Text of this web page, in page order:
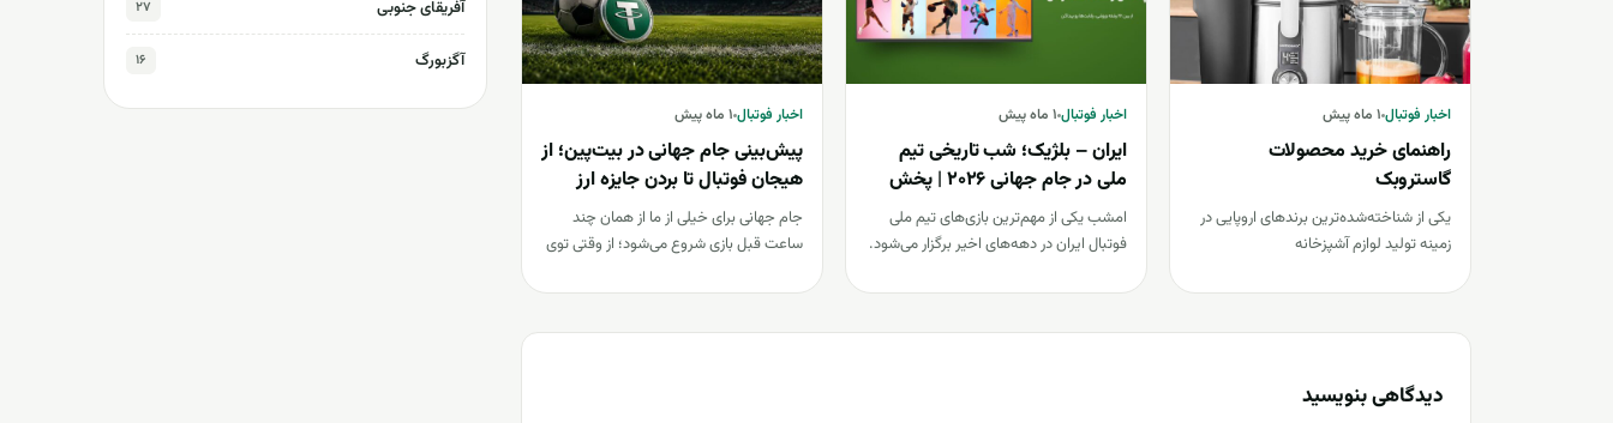
اخبار فوتبال ۱ ماه پیش
راهنمای خرید محصولات
گاستروبک
یکی از شناخته‌شده‌ترین برندهای اروپایی در
زمینه تولید لوازم آشپزخانه
طی سال‌ها فعالیت…
اخبار فوتبال ۱ ماه پیش
ایران – بلژیک؛ شب تاریخی تیم
ملی در جام جهانی 2026 | پخش
زنده در اپارات اسپرت
امشب یکی از مهم‌ترین بازی‌های تیم ملی
فوتبال ایران در دهه‌های اخیر برگزار می‌شود.
اخبار فوتبال ۱ ماه پیش
پیش‌بینی جام جهانی در بیت‌پین؛ از
هیجان فوتبال تا بردن جایزه ارز
دیجیتال | رایگان
جام جهانی برای خیلی از ما از همان چند
ساعت قبل بازی شروع می‌شود؛ از وقتی توی
دیدگاهی بنویسید
آفریقای جنوبی ۲۷
آگزبورگ ۱۶